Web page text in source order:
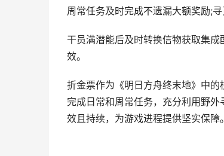
周常任务及时完成不遗漏大额奖励;
干员满潜能后及时转换信物获取集
效。
折金票作为《明日方舟终末地》中
完成日常和周常任务，充分利用野
效且持续，为游戏进程提供坚实保障。